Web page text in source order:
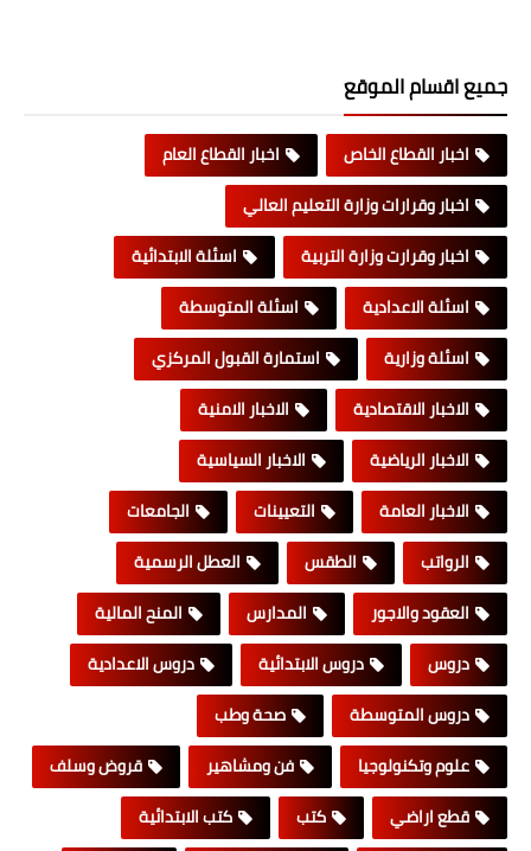
جميع اقسام الموقع
اخبار القطاع الخاص
اخبار القطاع العام
اخبار وقرارات وزارة التعليم العالي
اخبار وقرارت وزارة التربية
اسئلة الابتدائية
اسئلة الاعدادية
اسئلة المتوسطة
اسئلة وزارية
استمارة القبول المركزي
الاخبار الاقتصادية
الاخبار الامنية
الاخبار الرياضية
الاخبار السياسية
الاخبار العامة
التعيينات
الجامعات
الرواتب
الطقس
العطل الرسمية
العقود والاجور
المدارس
المنح المالية
دروس
دروس الابتدائية
دروس الاعدادية
دروس المتوسطة
صحة وطب
علوم وتكنولوجيا
فن ومشاهير
قروض وسلف
قطع اراضي
كتب
كتب الابتدائية